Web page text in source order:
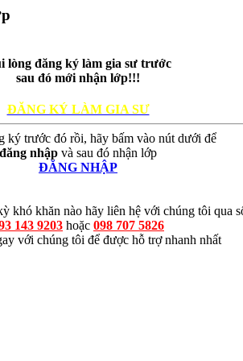
lòng đăng ký làm gia sư trước
sau đó mới nhận lớp!!!
ĐĂNG KÝ LÀM GIA SƯ
ký trước đó rồi, hãy bấm vào nút dưới để
đăng nhập và sau đó nhận lớp
ĐĂNG NHẬP
khó khăn nào hãy liên hệ với chúng tôi qua
143 9203 hoặc 098 707 5826
với chúng tôi để được hỗ trợ nhanh nhất